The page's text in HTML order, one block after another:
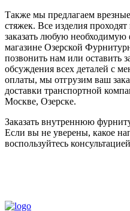
Также мы предлагаем
стяжек. Все изделия
заказать любую
магазине Озерской
позвонить нам или оставить
обсуждения всех деталей с
оплаты, мы отгрузим ваш
доставки транспортной
Москве, Озерске.
Заказать внутреннюю
Если вы не уверены, какое
воспользуйтесь